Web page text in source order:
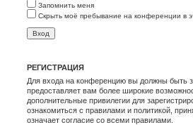
Запомнить меня
Скрыть моё пребывание на конференции в
РЕГИСТРАЦИЯ
Для входа на конференцию вы должны быть
предоставляет вам более широкие
дополнительные привилегии для
ознакомиться с правилами и политикой,
означает согласие со всеми правилами.